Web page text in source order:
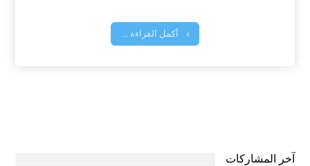
أكمل القراءة ...
آخر المشاركات